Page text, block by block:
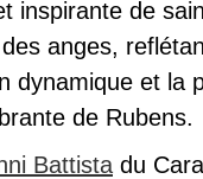
inspirante de
anges,
dynamique et la
de Rubens.
Battista du